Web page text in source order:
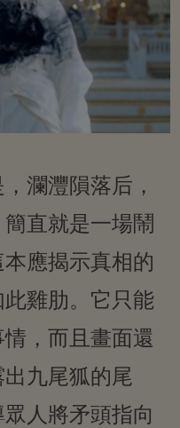
瀾灃隕落后，
直就是一場鬧
應揭示真相的
雞肋。它只能
，而且畫面還
九尾狐的尾
人將矛頭指向